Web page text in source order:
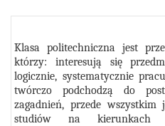
Klasa politechniczna jest
którzy: interesują się
logicznie, systematycznie
twórczo podchodzą do
zagadnień, przede wszystkim
studiów na kierunkach